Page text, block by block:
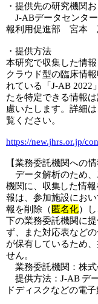
・提供先の研究機関
J-ABデータセンタ
報利用促進部 宮本
・提供方法
本研究で収集した情
クラウド型の臨床情
れている「J-AB 2022
たを特定できる情報
慮いたします。詳細
覧ください。
https://new.jhrs.or.jp/
【業務委託機関への情
データ解析のため、
機関に、 収集した情報
報は、参加施設にお
報を削除（ 匿名化）
下の業務委託機関に
ず、また対応表など
が保有しているため
せん。
業務委託機関： 株
提供方法： J-AB デ
ドディスクなどの電子